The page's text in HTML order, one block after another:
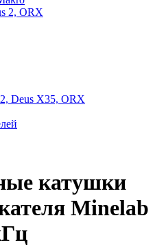
2, ORX
Deus X35, ORX
катушки
Minelab